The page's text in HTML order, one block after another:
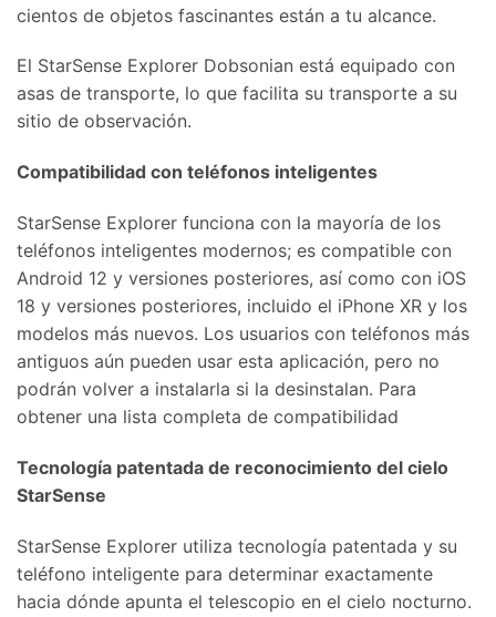
cientos de objetos fascinantes están a tu alcance.
El StarSense Explorer Dobsonian está equipado con
asas de transporte, lo que facilita su transporte a su
sitio de observación.
Compatibilidad con teléfonos inteligentes
StarSense Explorer funciona con la mayoría de los
teléfonos inteligentes modernos; es compatible con
Android 12 y versiones posteriores, así como con iOS
18 y versiones posteriores, incluido el iPhone XR y los
modelos más nuevos. Los usuarios con teléfonos más
antiguos aún pueden usar esta aplicación, pero no
podrán volver a instalarla si la desinstalan. Para
obtener una lista completa de compatibilidad
Tecnología patentada de reconocimiento del cielo
StarSense
StarSense Explorer utiliza tecnología patentada y su
teléfono inteligente para determinar exactamente
hacia dónde apunta el telescopio en el cielo nocturno.